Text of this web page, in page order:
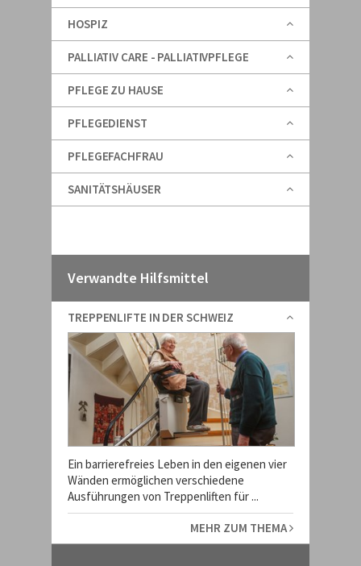
HOSPIZ
PALLIATIV CARE - PALLIATIVPFLEGE
PFLEGE ZU HAUSE
PFLEGEDIENST
PFLEGEFACHFRAU
SANITÄTSHÄUSER
Verwandte Hilfsmittel
TREPPENLIFTE IN DER SCHWEIZ
Ein barrierefreies Leben in den eigenen vier
Wänden ermöglichen verschiedene
Ausführungen von Treppenliften für ...
MEHR ZUM THEMA